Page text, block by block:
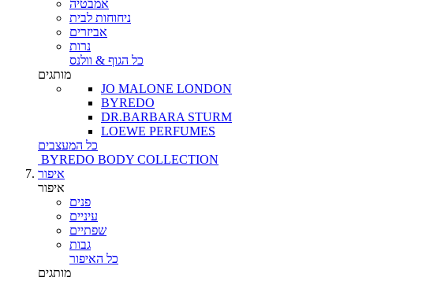
אמבטיה
ניחוחות לבית
אביזרים
נרות
כל הגוף & וולנס
מותגים
JO MALONE LONDON
BYREDO
DR.BARBARA STURM
LOEWE PERFUMES
כל המעצבים
BYREDO BODY COLLECTION
איפור
איפור
פנים
עיניים
שפתיים
גבות
כל האיפור
מותגים